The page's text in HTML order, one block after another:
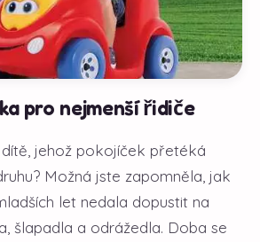
pro nejmenší řidiče
jehož pokojíček přetéká
Možná jste zapomněla, jak
let nedala dopustit na
šlapadla a odrážedla. Doba se